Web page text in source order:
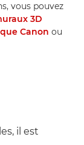
vous pouvez
3D
Canon ou
il est